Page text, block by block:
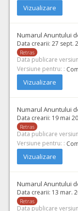
Vizualizare
Numarul Anuntului
Data crearii: 27 sept.
Retras
Data publicare
Versiune pentru: :
Vizualizare
Numarul Anuntului
Data crearii: 19 mai
Retras
Data publicare
Versiune pentru: :
Vizualizare
Numarul Anuntului
Data crearii: 13 mar.
Retras
Data publicare